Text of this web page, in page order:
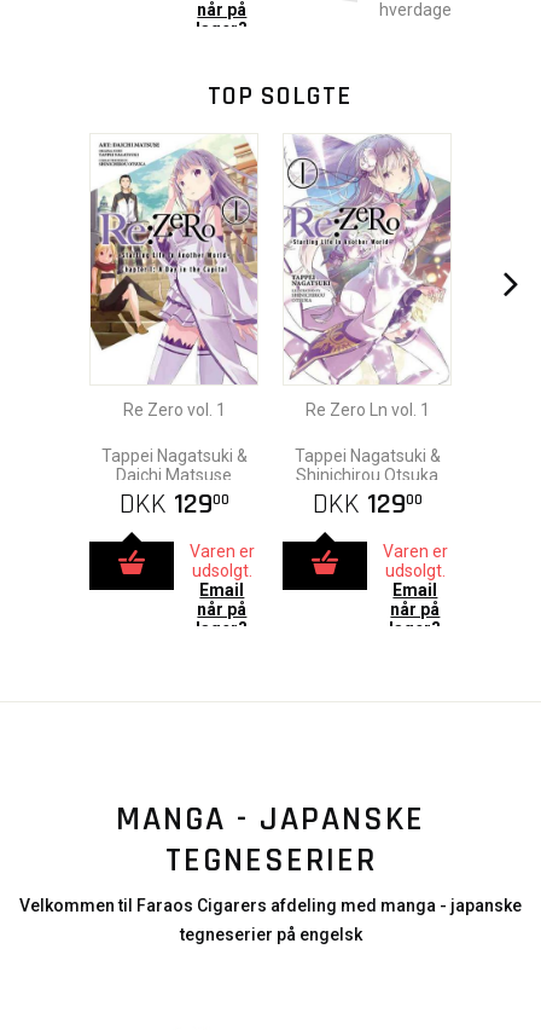
når på
lager?
hverdage
TOP SOLGTE
Re Zero vol. 1
Tappei Nagatsuki &
Daichi Matsuse
DKK 12900
Varen er
udsolgt.
Email
når på
lager?
Re Zero Ln vol. 1
Tappei Nagatsuki &
Shinichirou Otsuka
DKK 12900
Varen er
udsolgt.
Email
når på
lager?
MANGA - JAPANSKE
TEGNESERIER
Velkommen til Faraos Cigarers afdeling med manga - japanske
tegneserier på engelsk